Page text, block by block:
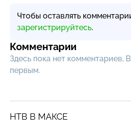
Чтобы оставлять
зарегистрируйтесь.
Комментарии
Здесь пока нет комментариев,
первым.
НТВ В МАКСЕ